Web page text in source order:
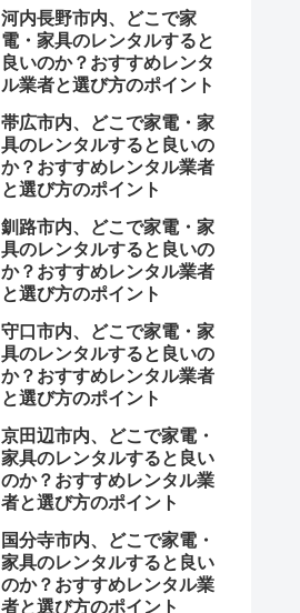
河内長野市内、どこで家
電・家具のレンタルすると
良いのか？おすすめレンタ
ル業者と選び方のポイント
帯広市内、どこで家電・家
具のレンタルすると良いの
か？おすすめレンタル業者
と選び方のポイント
釧路市内、どこで家電・家
具のレンタルすると良いの
か？おすすめレンタル業者
と選び方のポイント
守口市内、どこで家電・家
具のレンタルすると良いの
か？おすすめレンタル業者
と選び方のポイント
京田辺市内、どこで家電・
家具のレンタルすると良い
のか？おすすめレンタル業
者と選び方のポイント
国分寺市内、どこで家電・
家具のレンタルすると良い
のか？おすすめレンタル業
者と選び方のポイント